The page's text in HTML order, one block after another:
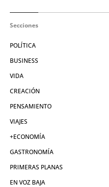
Secciones
POLÍTICA
BUSINESS
VIDA
CREACIÓN
PENSAMIENTO
VIAJES
+ECONOMÍA
GASTRONOMÍA
PRIMERAS PLANAS
EN VOZ BAJA